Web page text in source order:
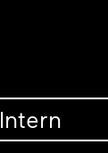
Intern